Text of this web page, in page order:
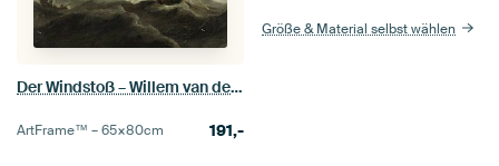
Der Windstoß – Willem van de Velde
ArtFrame™ –65×80cm 191,-
Größe & Material selbst wählen